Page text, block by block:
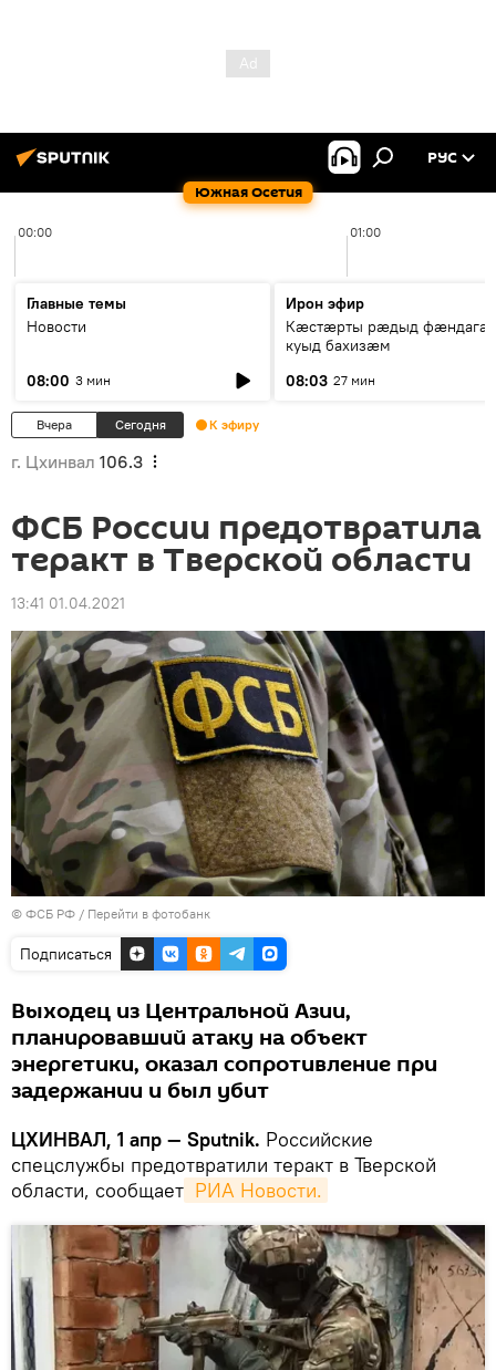
Южная Осетия
РУС
00:00 01:00
Главные темы
Новости
08:00 3 мин
Ирон эфир
Кæстæрты рæдыд
куыд бахизæм
08:03 27 мин
Вчера Сегодня К эфиру
г. Цхинвал 106.3
ФСБ России предотвратила
теракт в Тверской области
13:41 01.04.2021
© ФСБ РФ / Перейти в фотобанк
Подписаться
Выходец из Центральной Азии,
планировавший атаку на объект
энергетики, оказал сопротивление при
задержании и был убит
ЦХИНВАЛ, 1 апр — Sputnik. Российские
спецслужбы предотвратили теракт в Тверской
области, сообщает РИА Новости.